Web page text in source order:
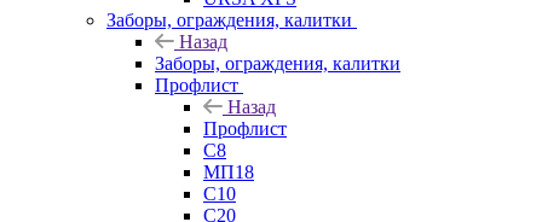
Заборы, ограждения, калитки
Назад
Заборы, ограждения, калитки
Профлист
Назад
Профлист
С8
МП18
С10
С20